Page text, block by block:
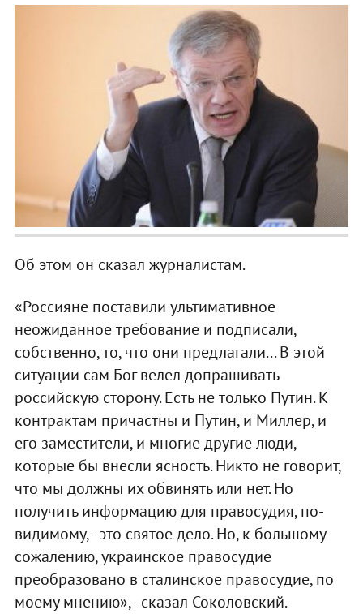
Об этом он сказал журналистам.
«Россияне поставили ультимативное
неожиданное требование и подписали,
собственно, то, что они предлагали... В этой
ситуации сам Бог велел допрашивать
российскую сторону. Есть не только Путин. К
контрактам причастны и Путин, и Миллер, и
его заместители, и многие другие люди,
которые бы внесли ясность. Никто не говорит,
что мы должны их обвинять или нет. Но
получить информацию для правосудия, по-
видимому, - это святое дело. Но, к большому
сожалению, украинское правосудие
преобразовано в сталинское правосудие, по
моему мнению», - сказал Соколовский.